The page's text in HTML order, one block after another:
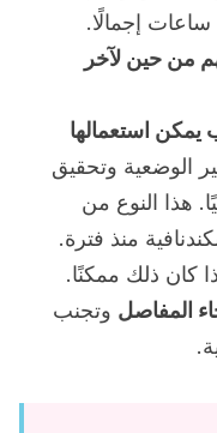
من حين لآخر
استعمالها
الوضعية وتحقيق
هذا النوع من
منذ فترة.
كان ذلك ممكنًا.
المفاصل وتجنب